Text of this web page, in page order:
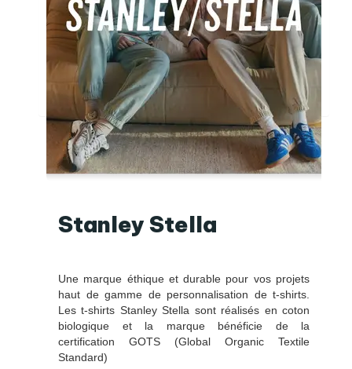
Stanley Stella
Une marque éthique et durable pour vos projets
haut de gamme de personnalisation de t-shirts.
Les t-shirts Stanley Stella sont réalisés en coton
biologique et la marque bénéficie de la
certification GOTS (Global Organic Textile
Standard)